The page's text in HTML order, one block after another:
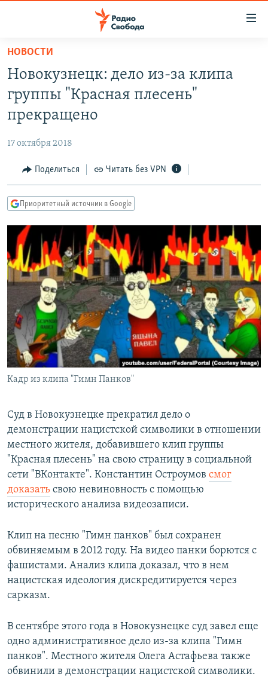
упрощенного
доступа
основному
Вернутся
Вернутся
поиску
ПОДКАСТЫ
АВТОРСКИЕ ПРОЕКТЫ
МНЕНИЯ
КУЛЬТУРА
КАВКАЗ.РЕАЛИИ
СЕВЕР.РЕАЛИИ
СИБИРЬ.РЕАЛИИ
РАСПИСАНИЕ ВЕЩАНИЯ
ПОДПИШИТЕСЬ НА РАССЫЛКУ
СОЦИАЛЬНЫЕ СЕТИ
Все сайты РСЕ/РС
НОВОСТИ
Новокузнецк: дело из-за клипа
группы "Красная плесень"
прекращено
17 октября 2018
Поделиться Читать без VPN
Приоритетный источник в Google
Кадр из клипа "Гимн Панков"
Суд в Новокузнецке прекратил дело о
демонстрации нацистской символики в отношении
местного жителя, добавившего клип группы
"Красная плесень" на свою страницу в социальной
сети "ВКонтакте". Константин Остроумов смог
доказать свою невиновность с помощью
исторического анализа видеозаписи.
Клип на песню "Гимн панков" был сохранен
обвиняемым в 2012 году. На видео панки борются с
фашистами. Анализ клипа доказал, что в нем
нацистская идеология дискредитируется через
сарказм.
В сентябре этого года в Новокузнецке суд завел еще
одно административное дело из-за клипа "Гимн
панков". Местного жителя Олега Астафьева также
обвинили в демонстрации нацистской символики.